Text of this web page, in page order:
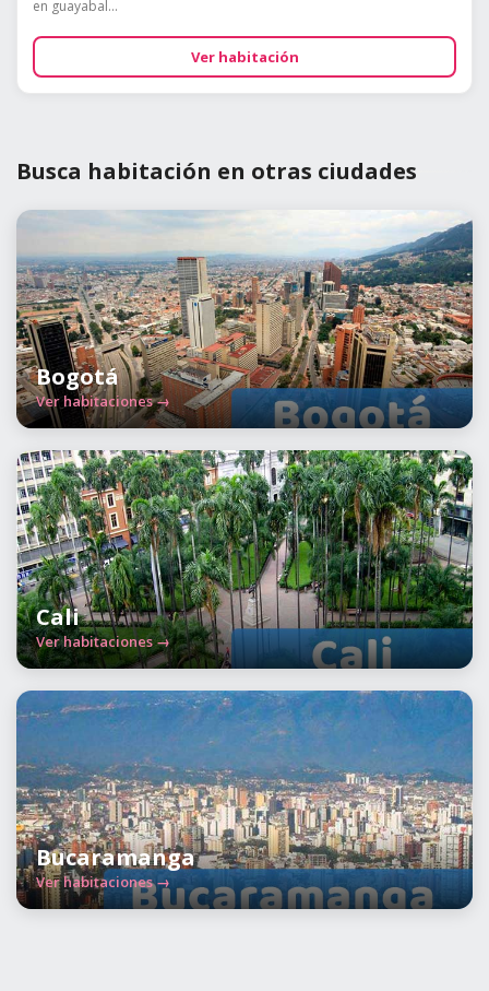
en guayabal...
Ver habitación
Busca habitación en otras ciudades
Bogotá
Ver habitaciones →
Cali
Ver habitaciones →
Bucaramanga
Ver habitaciones →